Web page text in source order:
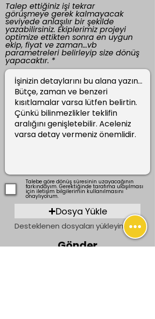
Talep ettiğiniz işi tekrar
görüşmeye gerek kalmayacak
seviyede anlaşılır bir şekilde
yazabilirsiniz. Ekiplerimiz projeyi
optimize ettikten sonra en uygun
ekip, fiyat ve zaman...vb
parametreleri belirleyip size dönüş
yapacaktır.
Talebe göre dönüş süresinin uzayacağının
farkındayım. Gerektiğinde tarafıma ulaşılması
için iletişim bilgilerimin kullanılmasını
onaylıyorum.
Dosya Yükle
Desteklenen dosyaları yükleyin (En fazla 15 MB)
Gönder